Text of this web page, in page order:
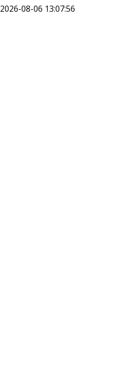
2026-08-06 13:07:56